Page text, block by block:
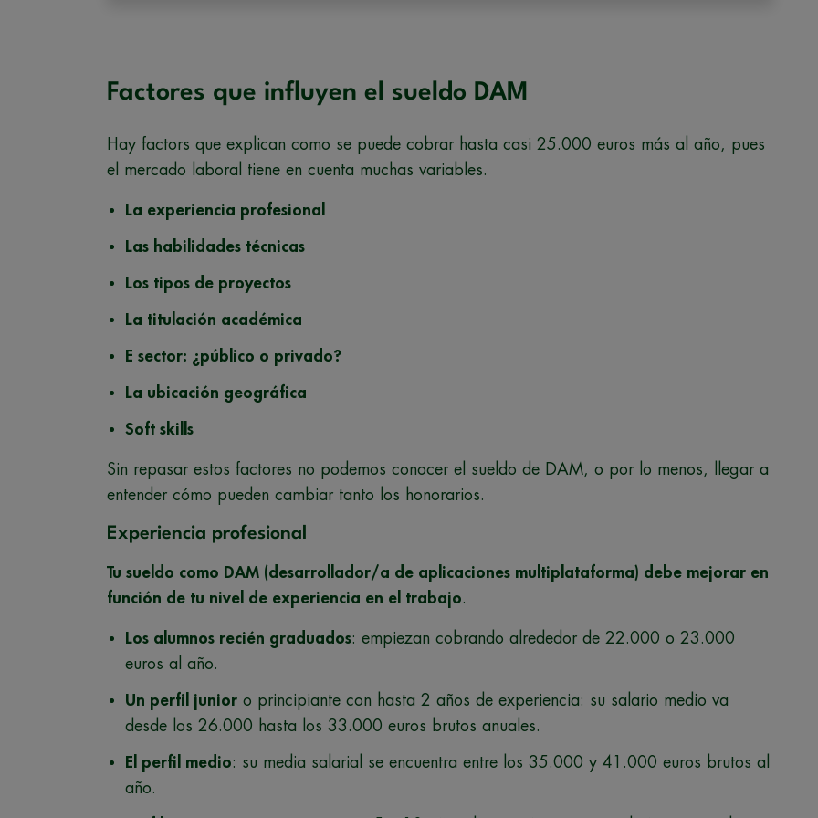
Factores que influyen el sueldo DAM
Hay factors que explican como se puede cobrar hasta casi 25.000 euros más al año, pues
el mercado laboral tiene en cuenta muchas variables.
La experiencia profesional
Las habilidades técnicas
Los tipos de proyectos
La titulación académica
E sector: ¿público o privado?
La ubicación geográfica
Soft skills
Sin repasar estos factores no podemos conocer el sueldo de DAM, o por lo menos, llegar a
entender cómo pueden cambiar tanto los honorarios.
Experiencia profesional
Tu sueldo como DAM (desarrollador/a de aplicaciones multiplataforma) debe mejorar en
función de tu nivel de experiencia en el trabajo.
Los alumnos recién graduados: empiezan cobrando alrededor de 22.000 o 23.000
euros al año.
Un perfil junior o principiante con hasta 2 años de experiencia: su salario medio va
desde los 26.000 hasta los 33.000 euros brutos anuales.
El perfil medio: su media salarial se encuentra entre los 35.000 y 41.000 euros brutos al
año.